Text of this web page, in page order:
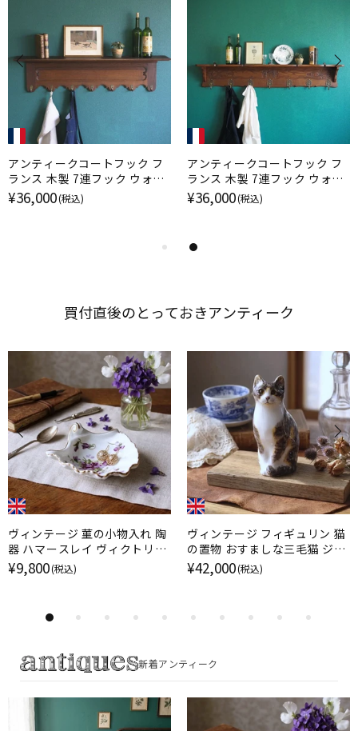
アンティークコートフック フ
ランス 木製 7連フック ウォー
ルハンガー
¥36,000(税込)
アンティークコートフック フ
ランス 木製 7連フック ウォー
ルハンガー ロココ装飾
¥36,000(税込)
買付直後の​とって​おきアンティーク
ヴィンテージ 菫の小物入れ 陶
器 ハマースレイ ヴィクトリア
ンヴァイオレット イギリス
¥9,800(税込)
ヴィンテージ フィギュリン 猫
の置物 おすましな三毛猫 ジェ
ニー・ウィンスタンレイ イギリ
¥42,000(税込)
新着アンティーク